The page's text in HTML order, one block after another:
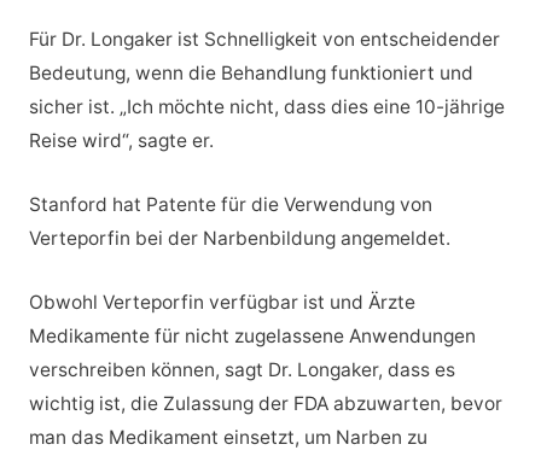
Für Dr. Longaker ist Schnelligkeit von entscheidender
Bedeutung, wenn die Behandlung funktioniert und
sicher ist. „Ich möchte nicht, dass dies eine 10-jährige
Reise wird“, sagte er.
Stanford hat Patente für die Verwendung von
Verteporfin bei der Narbenbildung angemeldet.
Obwohl Verteporfin verfügbar ist und Ärzte
Medikamente für nicht zugelassene Anwendungen
verschreiben können, sagt Dr. Longaker, dass es
wichtig ist, die Zulassung der FDA abzuwarten, bevor
man das Medikament einsetzt, um Narben zu